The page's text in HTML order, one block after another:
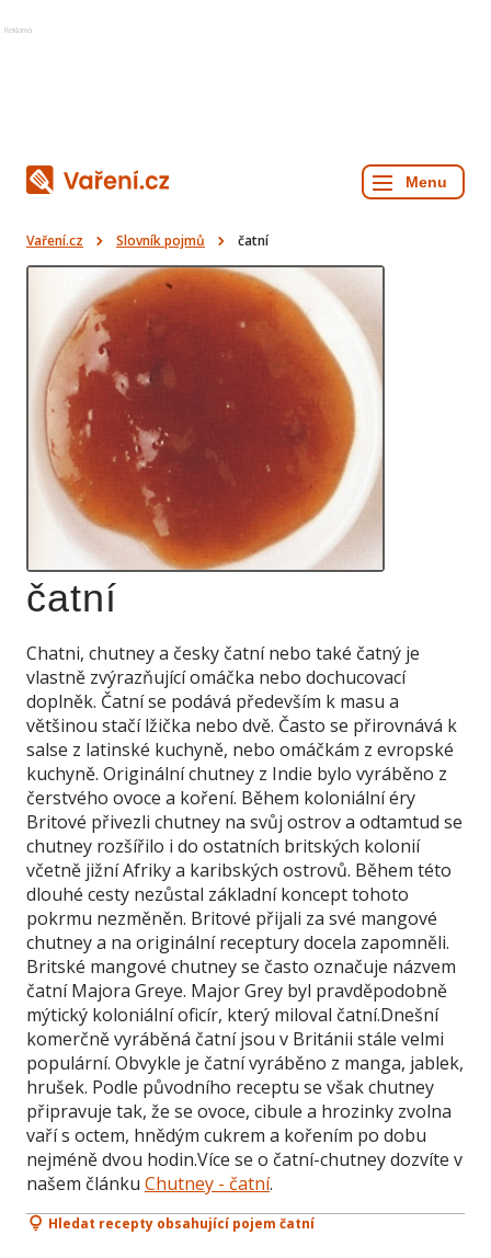
Reklama
Vaření.cz Slovník pojmů čatní
čatní
Chatni, chutney a česky čatní nebo také čatný je
vlastně zvýrazňující omáčka nebo dochucovací
doplněk. Čatní se podává především k masu a
většinou stačí lžička nebo dvě. Často se přirovnává k
salse z latinské kuchyně, nebo omáčkám z evropské
kuchyně. Originální chutney z Indie bylo vyráběno z
čerstvého ovoce a koření. Během koloniální éry
Britové přivezli chutney na svůj ostrov a odtamtud se
chutney rozšířilo i do ostatních britských kolonií
včetně jižní Afriky a karibských ostrovů. Během této
dlouhé cesty nezůstal základní koncept tohoto
pokrmu nezměněn. Britové přijali za své mangové
chutney a na originální receptury docela zapomněli.
Britské mangové chutney se často označuje názvem
čatní Majora Greye. Major Grey byl pravděpodobně
mýtický koloniální oficír, který miloval čatní.Dnešní
komerčně vyráběná čatní jsou v Británii stále velmi
populární. Obvykle je čatní vyráběno z manga, jablek,
hrušek. Podle původního receptu se však chutney
připravuje tak, že se ovoce, cibule a hrozinky zvolna
vaří s octem, hnědým cukrem a kořením po dobu
nejméně dvou hodin.Více se o čatní-chutney dozvíte v
našem článku Chutney - čatní.
Hledat recepty obsahující pojem čatní